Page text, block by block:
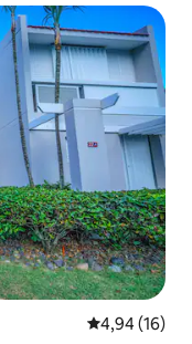
Évaluation
4,94 (16)